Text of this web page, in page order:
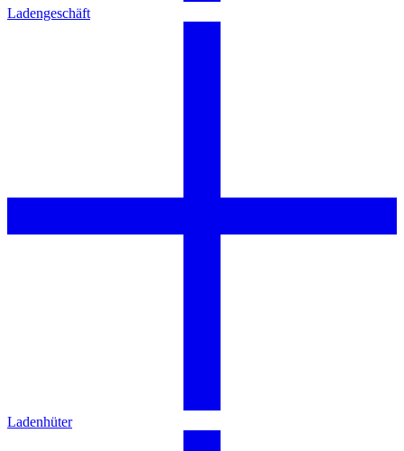
Ladengeschäft
Ladenhüter